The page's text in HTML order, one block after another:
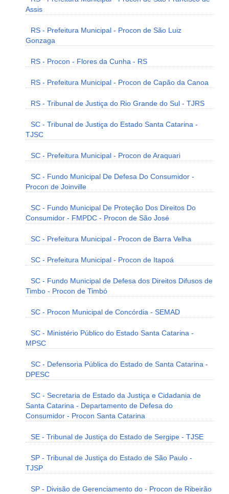
Assis
RS - Prefeitura Municipal - Procon de São Luiz
Gonzaga
RS - Procon - Flores da Cunha - RS
RS - Prefeitura Municipal - Procon de Capão da Canoa
RS - Tribunal de Justiça do Rio Grande do Sul - TJRS
SC - Tribunal de Justiça do Estado Santa Catarina -
TJSC
SC - Prefeitura Municipal - Procon de Araquari
SC - Fundo Municipal De Defesa Do Consumidor -
Procon de Joinville
SC - Fundo Municipal De Proteção Dos Direitos Do
Consumidor - FMPDC - Procon de São José
SC - Prefeitura Municipal - Procon de Barra Velha
SC - Prefeitura Municipal - Procon de Itapoá
SC - Fundo Municipal de Defesa dos Direitos Difusos de
Timbo - Procon de Timbó
SC - Procon Municipal de Concórdia - SEMAD
SC - Ministério Público do Estado Santa Catarina -
MPSC
SC - Defensoria Pública do Estado de Santa Catarina -
DPESC
SC - Secretaria de Estado da Justiça e Cidadania de
Santa Catarina - Departamento de Defesa do
Consumidor - Procon Santa Catarina
SE - Tribunal de Justiça do Estado de Sergipe - TJSE
SP - Tribunal de Justiça do Estado de São Paulo -
TJSP
SP - Divisão de Gerenciamento do - Procon de Ribeirão